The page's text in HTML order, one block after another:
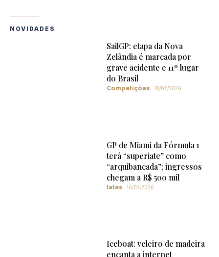
NOVIDADES
SailGP: etapa da Nova
Zelândia é marcada por
grave acidente e 11º lugar
do Brasil
Competições 18/02/2026
GP de Miami da Fórmula 1
terá “superiate” como
“arquibancada”; ingressos
chegam a R$ 500 mil
Iates 16/02/2026
Iceboat: veleiro de madeira
encanta a internet